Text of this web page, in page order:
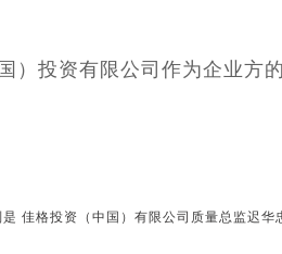
）投资有限公司作为企业方
是 佳格投资（中国）有限公司质量总监迟